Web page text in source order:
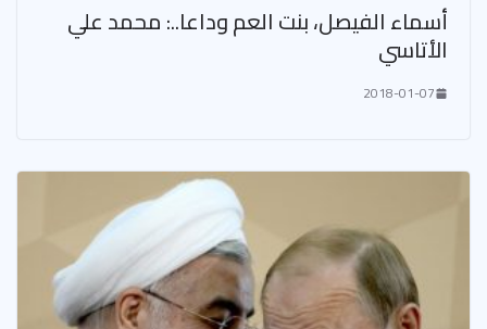
أسماء الفيصل، بنت العم وداعا..: محمد علي
الأتاسي
2018-01-07